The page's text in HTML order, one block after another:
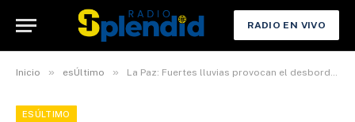
RADIO EN VIVO
Inicio » esÚltimo » La Paz: Fuertes lluvias provocan el desborde del río Aruntaya y la inundación de calles y avenidas en la zona Sur
ESÚLTIMO